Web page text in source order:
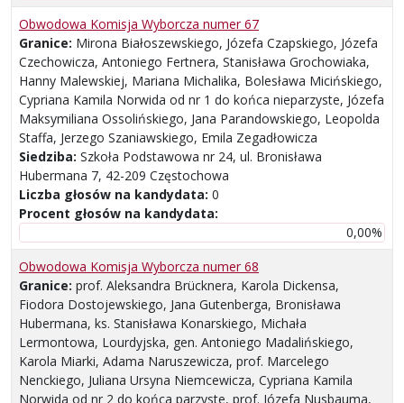
Obwodowa Komisja Wyborcza numer 67
Granice: Mirona Białoszewskiego, Józefa Czapskiego, Józefa
Czechowicza, Antoniego Fertnera, Stanisława Grochowiaka,
Hanny Malewskiej, Mariana Michalika, Bolesława Micińskiego,
Cypriana Kamila Norwida od nr 1 do końca nieparzyste, Józefa
Maksymiliana Ossolińskiego, Jana Parandowskiego, Leopolda
Staffa, Jerzego Szaniawskiego, Emila Zegadłowicza
Siedziba: Szkoła Podstawowa nr 24, ul. Bronisława
Hubermana 7, 42-209 Częstochowa
Liczba głosów na kandydata: 0
Procent głosów na kandydata:
0,00%
Obwodowa Komisja Wyborcza numer 68
Granice: prof. Aleksandra Brücknera, Karola Dickensa,
Fiodora Dostojewskiego, Jana Gutenberga, Bronisława
Hubermana, ks. Stanisława Konarskiego, Michała
Lermontowa, Lourdyjska, gen. Antoniego Madalińskiego,
Karola Miarki, Adama Naruszewicza, prof. Marcelego
Nenckiego, Juliana Ursyna Niemcewicza, Cypriana Kamila
Norwida od nr 2 do końca parzyste, prof. Józefa Nusbauma,